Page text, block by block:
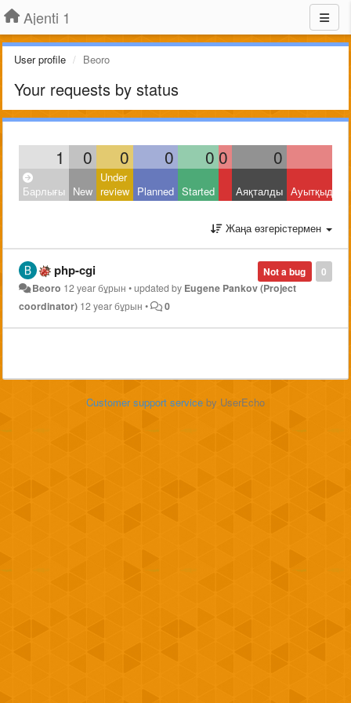
Ajenti 1
User profile Beoro
Your requests by status
1 0 0 0 0 0 0
Барлығы New
Under
review Planned Started Аяқталды Ауытқыды
Жаңа өзгерістермен
0
Not a bug
php-cgi
Beoro 12 year бұрын •updated by Eugene Pankov (Project
coordinator) 12 year бұрын • 0
Customer support service by UserEcho